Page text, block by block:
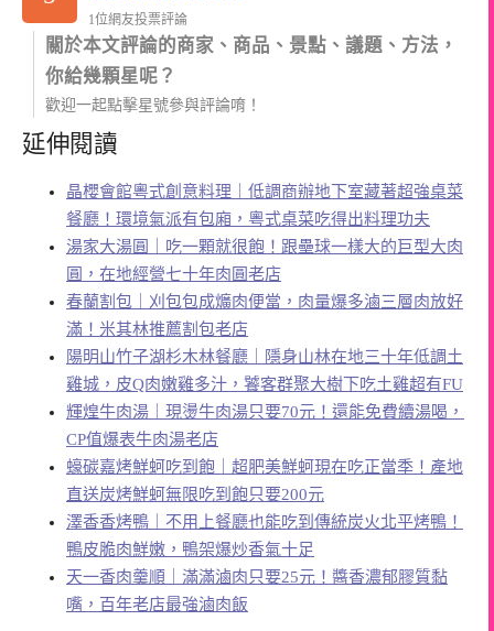
1位網友投票評論
關於本文評論的商家、商品、景點、議題、方法，
你給幾顆星呢？
歡迎一起點擊星號參與評論唷！
延伸閱讀
晶櫻會館粵式創意料理｜低調商辦地下室藏著超強桌菜
餐廳！環境氣派有包廂，粵式桌菜吃得出料理功夫
湯家大湯圓｜吃一顆就很飽！跟壘球一樣大的巨型大肉
圓，在地經營七十年肉圓老店
春蘭割包｜刈包包成爌肉便當，肉量爆多滷三層肉放好
滿！米其林推薦割包老店
陽明山竹子湖杉木林餐廳｜隱身山林在地三十年低調土
雞城，皮Q肉嫩雞多汁，饕客群聚大樹下吃土雞超有FU
輝煌牛肉湯｜現燙牛肉湯只要70元！還能免費續湯喝，
CP值爆表牛肉湯老店
蠔碳嘉烤鮮蚵吃到飽｜超肥美鮮蚵現在吃正當季！產地
直送炭烤鮮蚵無限吃到飽只要200元
澤香香烤鴨｜不用上餐廳也能吃到傳統炭火北平烤鴨！
鴨皮脆肉鮮嫩，鴨架爆炒香氣十足
天一香肉羹順｜滿滿滷肉只要25元！醬香濃郁膠質黏
嘴，百年老店最強滷肉飯